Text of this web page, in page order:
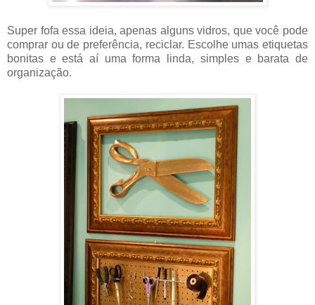
Super fofa essa ideia, apenas alguns vidros, que você pode
comprar ou de preferência, reciclar. Escolhe umas etiquetas
bonitas e está aí uma forma linda, simples e barata de
organização.